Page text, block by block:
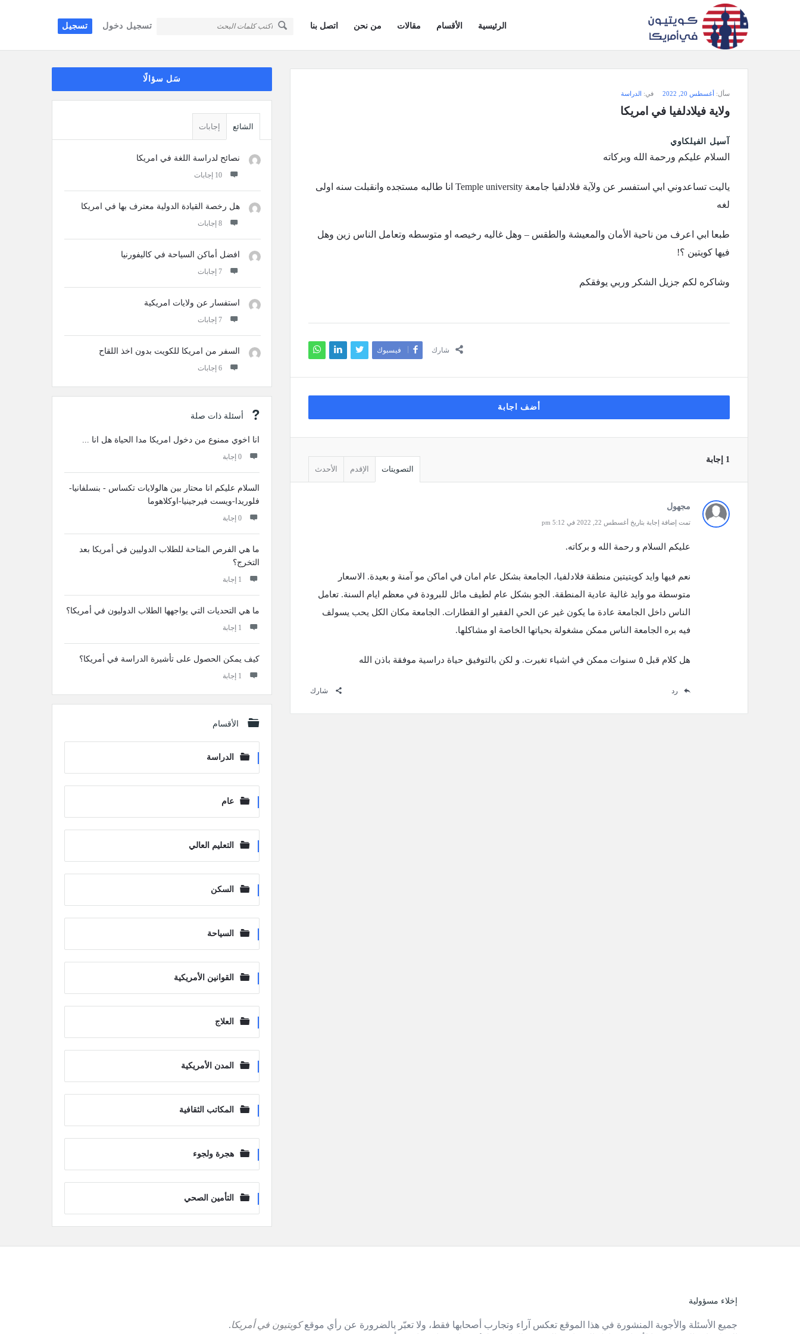
تسجيل دخول تسجيل
وجواب
كويتيون
الرئيسية الأقسام مقالات من نحن اتصل بنا
وجواب
الاحدث
سأل: أغسطس 20, 2022 في: الدراسة
ولاية فيلادلفيا في امريكا
آسيل الفيلكاوي
السلام عليكم ورحمة الله وبركاته
ياليت تساعدوني ابي استفسر عن ولآية فلادلفيا جامعة Temple university انا طالبه مستجده وانقبلت سنه اولى
لغه
طبعا ابي اعرف من ناحية الأمان والمعيشة والطقس – وهل غاليه رخيصه او متوسطه وتعامل الناس زين وهل
فيها كويتين ؟!
وشاكره لكم جزيل الشكر وربي يوفقكم
شارك فيسبوك
أضف اجابة
‫1 إجابة
التصويتات
الإقدم الأحدث
مجهول
تمت إضافة إجابة بتاريخ أغسطس 22, 2022 في 5:12 pm
عليكم السلام و رحمة الله و بركاته.
نعم فيها وايد كويتيتين منطقة فلادلفيا، الجامعة بشكل عام امان في اماكن مو آمنة و بعيدة. الاسعار
متوسطة مو وايد غالية عادية المنطقة. الجو بشكل عام لطيف مائل للبرودة في معظم ايام السنة. تعامل
الناس داخل الجامعة عادة ما يكون غير عن الحي الفقير او القطارات. الجامعة مكان الكل يحب يسولف
فيه بره الجامعة الناس ممكن مشغولة بحياتها الخاصة او مشاكلها.
هل كلام قبل ٥ سنوات ممكن في اشياء تغيرت. و لكن بالتوفيق حياة دراسية موفقة باذن الله
رد شارك
سَل سؤالًا
الشائع إجابات
نصائح لدراسة اللغة في امريكا
‫10 إجابات
هل رخصة القيادة الدولية معترف بها في امريكا
‫8 إجابات
افضل أماكن السياحة في كاليفورنيا
‫7 إجابات
استفسار عن ولايات امريكية
‫7 إجابات
السفر من امريكا للكويت بدون اخذ اللقاح
‫6 إجابات
أسئلة ذات صلة
انا اخوي ممنوع من دخول امريكا مدا الحياة هل انا ...
‫0 إجابة
السلام عليكم انا محتار بين هالولايات تكساس - بنسلفانيا-
فلوريدا-ويست فيرجينيا-اوكلاهوما
‫0 إجابة
ما هي الفرص المتاحة للطلاب الدوليين في أمريكا بعد
التخرج؟
‫1 إجابة
ما هي التحديات التي يواجهها الطلاب الدوليون في أمريكا؟
‫1 إجابة
كيف يمكن الحصول على تأشيرة الدراسة في أمريكا؟
‫1 إجابة
الأقسام
الدراسة
عام
التعليم العالي
السكن
السياحة
القوانين الأمريكية
العلاج
المدن الأمريكية
المكاتب الثقافية
هجرة ولجوء
التأمين الصحي
الفوترإخلاء مسؤولية
جميع الأسئلة والأجوبة المنشورة في هذا الموقع تعكس آراء وتجارب أصحابها فقط، ولا تعبّر بالضرورة عن رأي موقعكويتيون في أمريكا.